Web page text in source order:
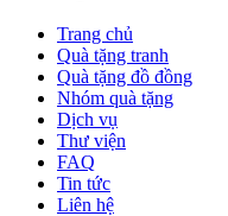
Trang chủ
Quà tặng tranh
Quà tặng đồ đồng
Nhóm quà tặng
Dịch vụ
Thư viện
FAQ
Tin tức
Liên hệ